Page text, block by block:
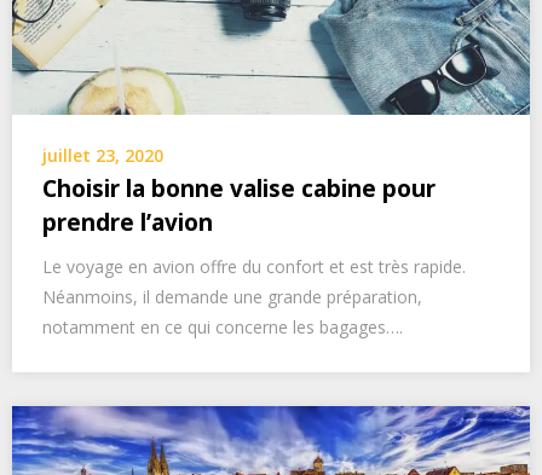
juillet 23, 2020
Choisir la bonne valise cabine pour
prendre l’avion
Le voyage en avion offre du confort et est très rapide.
Néanmoins, il demande une grande préparation,
notamment en ce qui concerne les bagages….